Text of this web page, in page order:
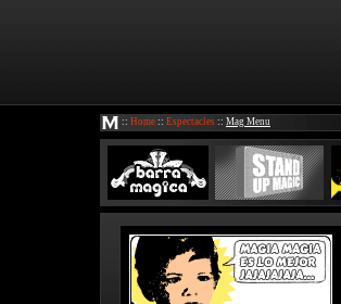
:: Home :: Espectacles :: Mag Menu